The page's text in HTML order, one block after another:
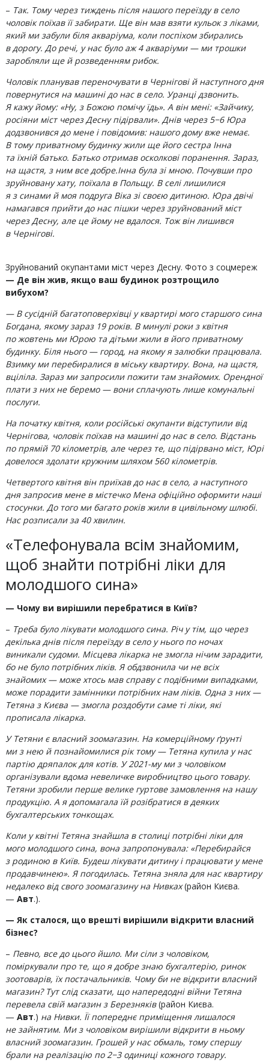
– Так. Тому через тиждень після нашого переїзду в село
чоловік поїхав її забирати. Ще він мав взяти кульок з ліками,
який ми забули біля акваріума, коли поспіхом збирались
в дорогу. До речі, у нас було аж 4 акваріуми — ми трошки
заробляли ще й розведенням рибок.
Чоловік планував переночувати в Чернігові й наступного дня
повернутися на машині до нас в село. Уранці дзвонить.
Я кажу йому: «Ну, з Божою помічу їдь». А він мені: «Зайчику,
росіяни міст через Десну підірвали». Днів через 5−6 Юра
додзвонився до мене і повідомив: нашого дому вже немає.
В тому приватному будинку жили ще його сестра Інна
та їхній батько. Батько отримав осколкові поранення. Зараз,
на щастя, з ним все добре.Інна була зі мною. Почувши про
зруйновану хату, поїхала в Польщу. В селі лишилися
я з синами й моя подруга Віка зі своєю дитиною. Юра двічі
намагався прийти до нас пішки через зруйнований міст
через Десну, але це йому не вдалося. Тож він лишився
в Чернігові.
Зруйнований окупантами міст через Десну. Фото з соцмереж
— Де він жив, якщо ваш будинок розтрощило
вибухом?
— В сусідній багатоповерхівці у квартирі мого старшого сина
Богдана, якому зараз 19 років. В минулі роки з квітня
по жовтень ми Юрою та дітьми жили в його приватному
будинку. Біля нього — город, на якому я залюбки працювала.
Взимку ми перебиралися в міську квартиру. Вона, на щастя,
вціліла. Зараз ми запросили пожити там знайомих. Орендної
плати з них не беремо — вони сплачують лише комунальні
послуги.
На початку квітня, коли російські окупанти відступили від
Чернігова, чоловік поїхав на машині до нас в село. Відстань
по прямій 70 кілометрів, але через те, що підірвано міст, Юрі
довелося здолати кружним шляхом 560 кілометрів.
Четвертого квітня він приїхав до нас в село, а наступного
дня запросив мене в містечко Мена офіційно оформити наші
стосунки. До того ми багато років жили в цивільному шлюбі.
Нас розписали за 40 хвилин.
«Телефонувала всім знайомим,
щоб знайти потрібні ліки для
молодшого сина»
— Чому ви вирішили перебратися в Київ?
– Треба було лікувати молодшого сина. Річ у тім, що через
декілька днів після переїзду в село у нього по ночах
виникали судоми. Місцева лікарка не змогла нічим зарадити,
бо не було потрібних ліків. Я обдзвонила чи не всіх
знайомих — може хтось мав справу с подібними випадками,
може порадити замінники потрібних нам ліків. Одна з них —
Тетяна з Києва — змогла роздобути саме ті ліки, які
прописала лікарка.
У Тетяни є власний зоомагазин. На комерційному ґрунті
ми з нею й познайомилися рік тому — Тетяна купила у нас
партію дряпалок для котів. У 2021-му ми з чоловіком
організували вдома невеличке виробництво цього товару.
Тетяни зробили перше велике гуртове замовлення на нашу
продукцію. А я допомагала їй розібратися в деяких
бухгалтерських тонкощах.
Коли у квітні Тетяна знайшла в столиці потрібні ліки для
мого молодшого сина, вона запропонувала: «Перебирайся
з родиною в Київ. Будеш лікувати дитину і працювати у мене
продавчинею». Я погодилась. Тетяна зняла для нас квартиру
недалеко від свого зоомагазину на Нивках(район Києва.
— Авт.).
— Як сталося, що врешті вирішили відкрити власний
бізнес?
– Певно, все до цього йшло. Ми сіли з чоловіком,
поміркували про те, що я добре знаю бухгалтерію, ринок
зоотоварів, їх постачальників. Чому би не відкрити власний
магазин? Тут слід сказати, що напередодні війни Тетяна
перевела свій магазин з Березняків(район Києва.
— Авт.) на Нивки. Її попереднє приміщення лишалося
не зайнятим. Ми з чоловіком вирішили відкрити в ньому
власний зоомагазин. Грошей у нас обмаль, тому спершу
брали на реалізацію по 2−3 одиниці кожного товару.